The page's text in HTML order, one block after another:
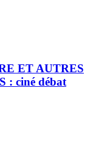
ET AUTRES
: ciné débat